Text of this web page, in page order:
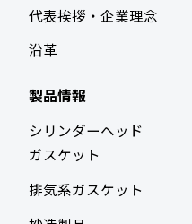
代表挨拶・企業理念
沿革
製品情報
シリンダーヘッド
ガスケット
排気系ガスケット